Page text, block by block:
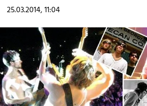
25.03.2014, 11:04